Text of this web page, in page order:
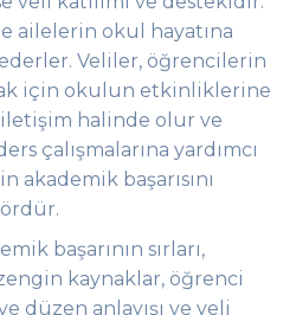
ailelerin okul hayatına
ederler. Veliler, öğrencilerin
için okulun etkinliklerine
halinde olur ve
çalışmalarına yardımcı
akademik başarısını
başarının sırları,
kaynaklar, öğrenci
düzen anlayışı ve veli